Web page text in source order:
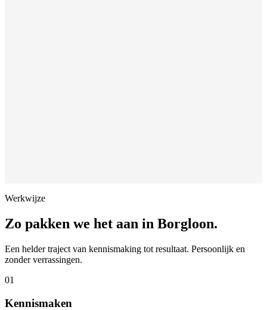
Werkwijze
Zo pakken we het aan in Borgloon.
Een helder traject van kennismaking tot resultaat. Persoonlijk en
zonder verrassingen.
01
Kennismaken